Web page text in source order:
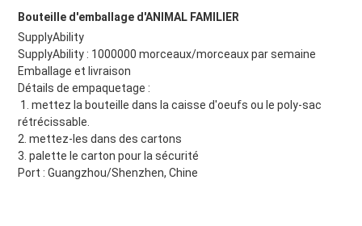
Bouteille d'emballage d'ANIMAL FAMILIER
SupplyAbility
SupplyAbility : 1000000 morceaux/morceaux par semaine
Emballage et livraison
Détails de empaquetage :
1. mettez la bouteille dans la caisse d'oeufs ou le poly-sac
rétrécissable.
2. mettez-les dans des cartons
3. palette le carton pour la sécurité
Port : Guangzhou/Shenzhen, Chine